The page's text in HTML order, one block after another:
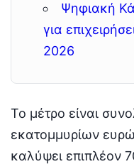
Ψηφιακή
για
2026
Το μέτρο είναι
εκατομμυρίων ευρώ
καλύψει επιπλέον